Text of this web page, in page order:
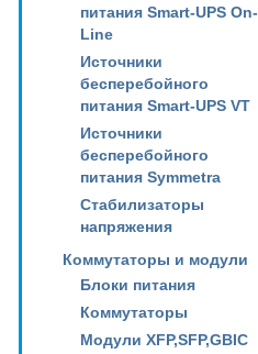
питания Smart-UPS On-
Line
Источники
бесперебойного
питания Smart-UPS VT
Источники
бесперебойного
питания Symmetra
Стабилизаторы
напряжения
Коммутаторы и модули
Блоки питания
Коммутаторы
Модули XFP,SFP,GBIC